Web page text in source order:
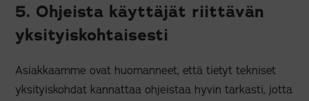
5. Ohjeista käyttäjät riittävän
yksityiskohtaisesti
Asiakkaamme ovat huomanneet, että tietyt tekniset
yksityiskohdat kannattaa ohjeistaa hyvin tarkasti, jotta